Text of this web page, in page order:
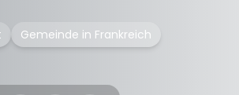
Gemeinde in Frankreich